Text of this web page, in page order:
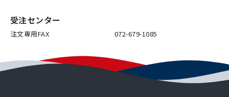
受注センター
注文専用FAX 072-679-1085